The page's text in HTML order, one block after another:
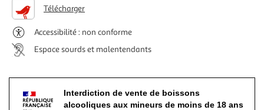
Télécharger
Accessibilité : non conforme
Espace sourds et malentendants
Interdiction de vente de boissons
alcooliques aux mineurs de moins de 18 ans